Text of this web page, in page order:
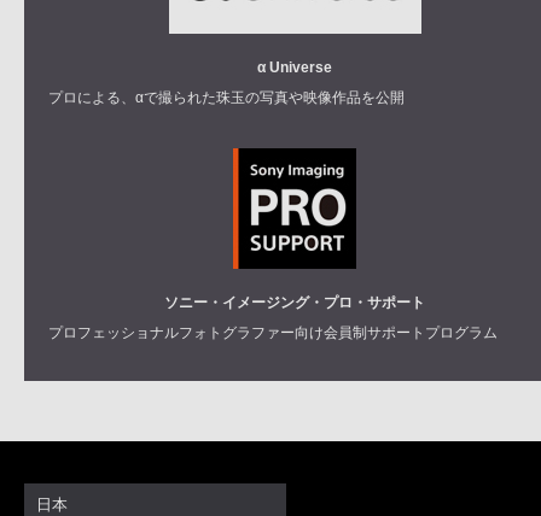
α Universe
プロによる、αで撮られた珠玉の写真や映像作品を公開
ソニー・イメージング・プロ・サポート
プロフェッショナルフォトグラファー向け会員制サポートプログラム
日本